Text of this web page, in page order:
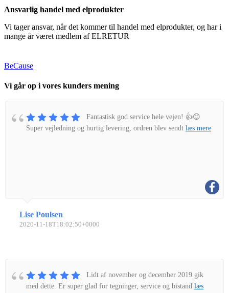
Ansvarlig handel med elprodukter
Vi tager ansvar, når det kommer til handel med elprodukter, og har i
mange år været medlem af ELRETUR
BeCause
Vi går op i vores kunders mening
Fantastisk god service hele vejen! 👍😊
Super vejledning og hurtig levering, ordren blev sendt læs mere
Lise Poulsen
2020-11-18T18:02:50+0000
Lidt af november og december 2019 gik
med dette. Er super glad for tegninger, service og bistand læs